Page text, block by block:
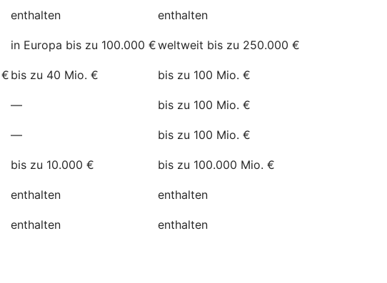
enthalten enthalten
in Europa bis zu 100.000 €weltweit bis zu 250.000 €
bis zu 40 Mio. € bis zu 100 Mio. €
— bis zu 100 Mio. €
— bis zu 100 Mio. €
bis zu 10.000 € bis zu 100.000 Mio. €
enthalten enthalten
enthalten enthalten